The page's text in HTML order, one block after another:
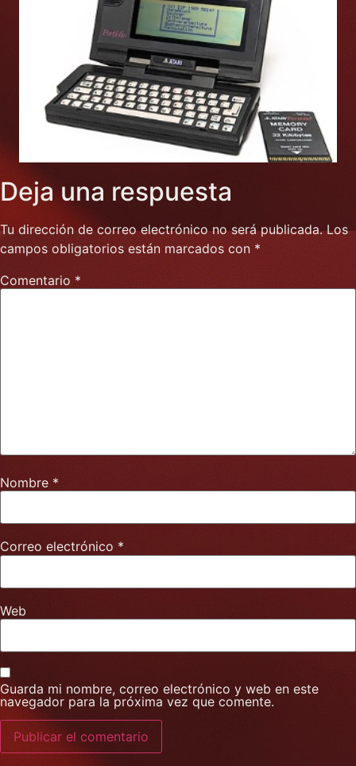
Deja una respuesta
Tu dirección de correo electrónico no será publicada. Los
campos obligatorios están marcados con *
Comentario *
Nombre *
Correo electrónico *
Web
Guarda mi nombre, correo electrónico y web en este
navegador para la próxima vez que comente.